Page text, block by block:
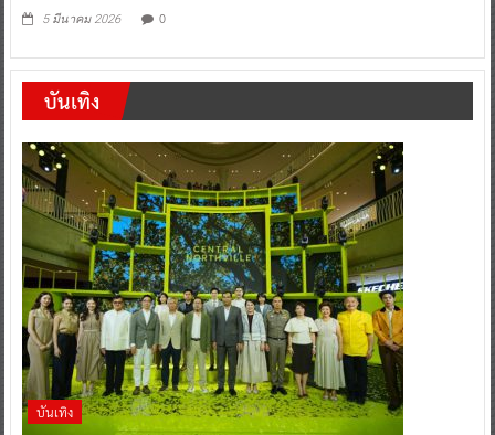
5 มีนาคม 2026 0
บันเทิง
บันเทิง